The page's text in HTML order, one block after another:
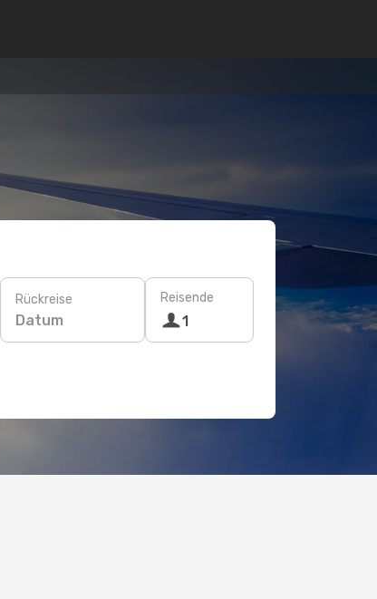
Rückreise
Datum
Reisende
1